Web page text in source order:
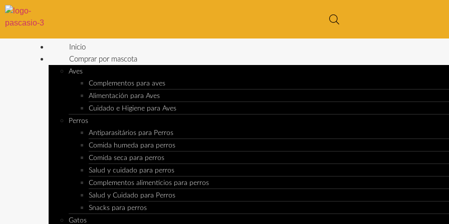
Inicio
Comprar por mascota
Aves
Complementos para aves
Alimentación para Aves
Cuidado e Higiene para Aves
Perros
Antiparasitários para Perros
Comida humeda para perros
Comida seca para perros
Salud y cuidado para perros
Complementos alimenticios para perros
Salud y Cuidado para Perros
Snacks para perros
Gatos